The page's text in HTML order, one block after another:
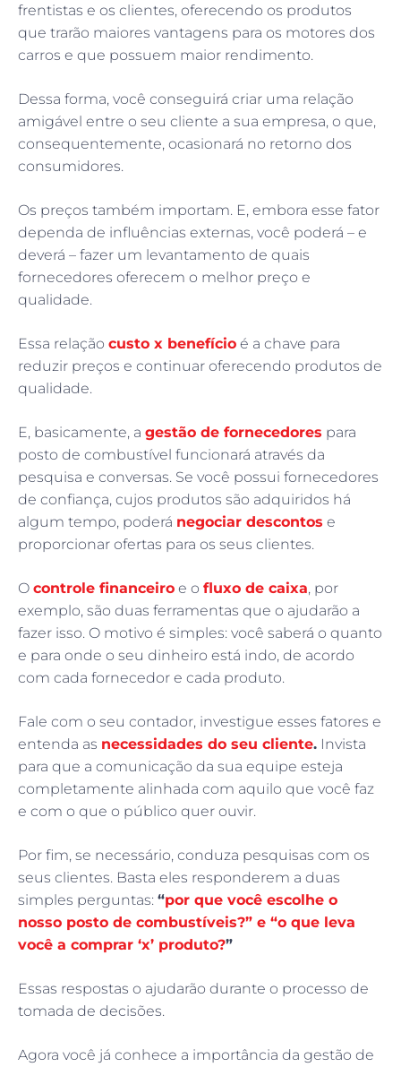
frentistas e os clientes, oferecendo os produtos
que trarão maiores vantagens para os motores dos
carros e que possuem maior rendimento.
Dessa forma, você conseguirá criar uma relação
amigável entre o seu cliente a sua empresa, o que,
consequentemente, ocasionará no retorno dos
consumidores.
Os preços também importam. E, embora esse fator
dependa de influências externas, você poderá – e
deverá – fazer um levantamento de quais
fornecedores oferecem o melhor preço e
qualidade.
Essa relação custo x benefício é a chave para
reduzir preços e continuar oferecendo produtos de
qualidade.
E, basicamente, a gestão de fornecedores para
posto de combustível funcionará através da
pesquisa e conversas. Se você possui fornecedores
de confiança, cujos produtos são adquiridos há
algum tempo, poderá negociar descontos e
proporcionar ofertas para os seus clientes.
O controle financeiro e o fluxo de caixa, por
exemplo, são duas ferramentas que o ajudarão a
fazer isso. O motivo é simples: você saberá o quanto
e para onde o seu dinheiro está indo, de acordo
com cada fornecedor e cada produto.
Fale com o seu contador, investigue esses fatores e
entenda as necessidades do seu cliente. Invista
para que a comunicação da sua equipe esteja
completamente alinhada com aquilo que você faz
e com o que o público quer ouvir.
Por fim, se necessário, conduza pesquisas com os
seus clientes. Basta eles responderem a duas
simples perguntas: “por que você escolhe o
nosso posto de combustíveis?” e “o que leva
você a comprar ‘x’ produto?”
Essas respostas o ajudarão durante o processo de
tomada de decisões.
Agora você já conhece a importância da gestão de